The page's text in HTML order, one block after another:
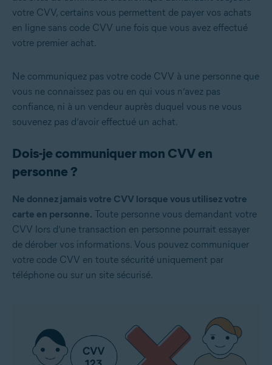
votre CVV, certains vous permettent de payer vos achats
en ligne sans code CVV une fois que vous avez effectué
votre premier achat.
Ne communiquez pas votre code CVV à une personne que
vous ne connaissez pas ou en qui vous n’avez pas
confiance, ni à un vendeur auprès duquel vous ne vous
souvenez pas d’avoir effectué un achat.
Dois-je communiquer mon CVV en
personne ?
Ne donnez jamais votre CVV lorsque vous utilisez votre
carte en personne. Toute personne vous demandant votre
CVV lors d’une transaction en personne pourrait essayer
de dérober vos informations. Vous pouvez communiquer
votre code CVV en toute sécurité uniquement par
téléphone ou sur un site sécurisé.